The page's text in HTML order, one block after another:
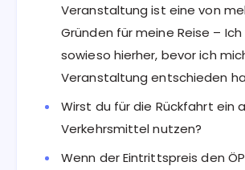
Veranstaltung ist eine von
Gründen für meine Reise –
sowieso hierher, bevor ich
Veranstaltung entschieden
Wirst du für die Rückfahrt ein
Verkehrsmittel nutzen?
Wenn der Eintrittspreis den